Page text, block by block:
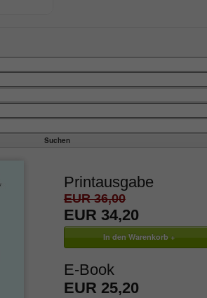
Printausgabe
EUR 36,00
EUR 34,20
E-Book
EUR 25,20